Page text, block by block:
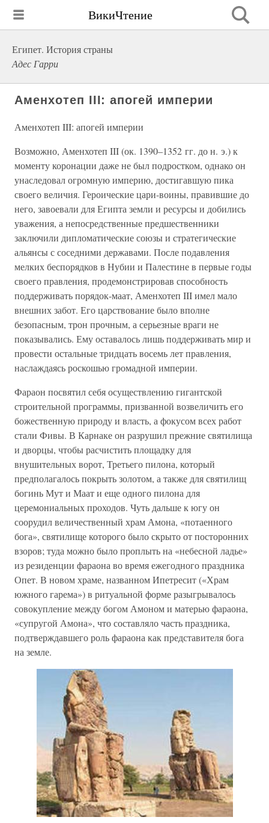
ВикиЧтение
Египет. История страны
Адес Гарри
Аменхотеп III: апогей империи
Аменхотеп III: апогей империи
Возможно, Аменхотеп III (ок. 1390–1352 гг. до н. э.) к
моменту коронации даже не был подростком, однако он
унаследовал огромную империю, достигавшую пика
своего величия. Героические цари-воины, правившие до
него, завоевали для Египта земли и ресурсы и добились
уважения, а непосредственные предшественники
заключили дипломатические союзы и стратегические
альянсы с соседними державами. После подавления
мелких беспорядков в Нубии и Палестине в первые годы
своего правления, продемонстрировав способность
поддерживать порядок-маат, Аменхотеп III имел мало
внешних забот. Его царствование было вполне
безопасным, трон прочным, а серьезные враги не
показывались. Ему оставалось лишь поддерживать мир и
провести остальные тридцать восемь лет правления,
наслаждаясь роскошью громадной империи.
Фараон посвятил себя осуществлению гигантской
строительной программы, призванной возвеличить его
божественную природу и власть, а фокусом всех работ
стали Фивы. В Карнаке он разрушил прежние святилища
и дворцы, чтобы расчистить площадку для
внушительных ворот, Третьего пилона, который
предполагалось покрыть золотом, а также для святилищ
богинь Мут и Маат и еще одного пилона для
церемониальных проходов. Чуть дальше к югу он
соорудил величественный храм Амона, «потаенного
бога», святилище которого было скрыто от посторонних
взоров; туда можно было проплыть на «небесной ладье»
из резиденции фараона во время ежегодного праздника
Опет. В новом храме, названном Ипетресит («Храм
южного гарема») в ритуальной форме разыгрывалось
совокупление между богом Амоном и матерью фараона,
«супругой Амона», что составляло часть праздника,
подтверждавшего роль фараона как представителя бога
на земле.